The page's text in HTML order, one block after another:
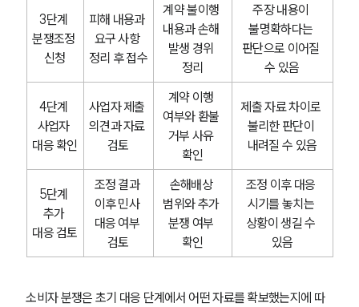
3단계
분쟁조정
신청
피해 내용과
요구 사항
정리 후 접수
계약 불이행
내용과 손해
발생 경위
정리
주장 내용이
불명확하다는
판단으로 이어질
수 있음
4단계
사업자
대응 확인
사업자 제출
의견과 자료
검토
계약 이행
여부와 환불
거부 사유
확인
제출 자료 차이로
불리한 판단이
내려질 수 있음
5단계
추가
대응 검토
조정 결과
이후 민사
대응 여부
검토
손해배상
범위와 추가
분쟁 여부
확인
조정 이후 대응
시기를 놓치는
상황이 생길 수
있음
소비자 분쟁은 초기 대응 단계에서 어떤 자료를 확보했는지에 따